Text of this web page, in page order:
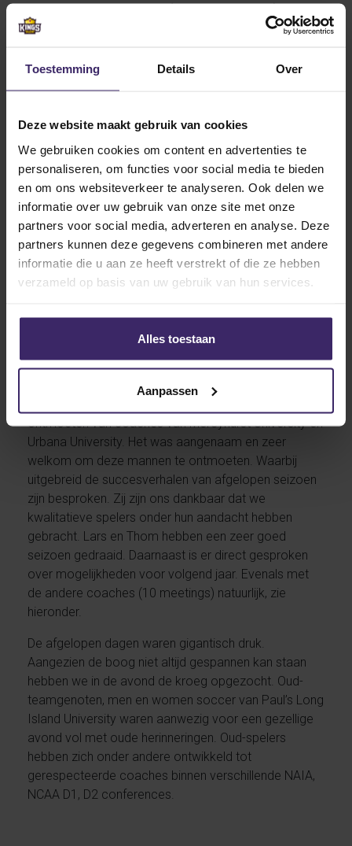
Toestemming Details Over
Deze website maakt gebruik van cookies
We gebruiken cookies om content en advertenties te
personaliseren, om functies voor social media te bieden
en om ons websiteverkeer te analyseren. Ook delen we
informatie over uw gebruik van onze site met onze
partners voor social media, adverteren en analyse. Deze
partners kunnen deze gegevens combineren met andere
informatie die u aan ze heeft verstrekt of die ze hebben
verzameld op basis van uw gebruik van hun services.
Alles toestaan
Aanpassen
American Jack Harrisson (Eng, Wake Forrest) was de
eerste van first round pick.
field sessions. Een daarvan was de field session
wel stellen dat het dames voetbal op een ander
niveau wordt uitgeoefend dan we in Nederland
gewend zijn.
Vooralsnog hebben we door het drukke schema en
meetings hebben we nog weinig kunnen genieten van
het bar district in Baltimore. Van diverse coaches
hebben we bar-tips meegekregen. Wellicht dat
vrijdagavond hier meer ruimte voor biedt.
Day 3 – Coach meetings & Bar night
ontmoeten van coaches van Mercyhurst University en
Urbana University. Het was aangenaam en zeer
welkom om deze mannen te ontmoeten. Waarbij
uitgebreid de succesverhalen van afgelopen seizoen
zijn besproken. Zij zijn ons dankbaar dat we
kwalitatieve spelers onder hun aandacht hebben
gebracht. Lars en Thom hebben een zeer goed
seizoen gedraaid. Daarnaast is er direct gesproken
over mogelijkheden voor volgend jaar. Evenals met
de andere coaches (10 meetings) natuurlijk, zie
hieronder.
De afgelopen dagen waren gigantisch druk.
Aangezien de boog niet altijd gespannen kan staan
hebben we in de avond de kroeg opgezocht. Oud-
teamgenoten, men en women soccer van Paul’s Long
Island University waren aanwezig voor een gezellige
avond vol met oude herinneringen. Oud-spelers
hebben zich onder andere ontwikkeld tot
gerespecteerde coaches binnen verschillende NAIA,
NCAA D1, D2 conferences.